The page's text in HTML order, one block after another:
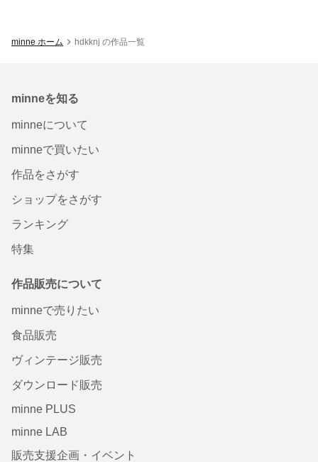
minne ホーム hdkknj の作品一覧
minneを知る
minneについて
minneで買いたい
作品をさがす
ショップをさがす
ランキング
特集
作品販売について
minneで売りたい
食品販売
ヴィンテージ販売
ダウンロード販売
minne PLUS
minne LAB
販売支援企画・イベント